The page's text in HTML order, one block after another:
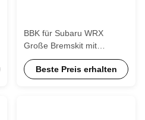
BBK für Subaru WRX
Große Bremskit mit
355*32mm Scheibenrotor
18 Zoll Rad
Beste Preis erhalten